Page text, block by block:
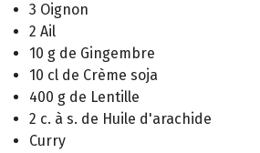
3 Oignon
2 Ail
10 g de Gingembre
10 cl de Crème soja
400 g de Lentille
2 c. à s. de Huile d'arachide
Curry